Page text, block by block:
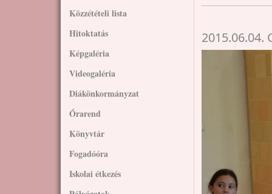
Közzétételi lista
Hitoktatás
Képgaléria
Videogaléria
Diákönkormányzat
Órarend
Könyvtár
Fogadóóra
Iskolai étkezés
2015.06.04.